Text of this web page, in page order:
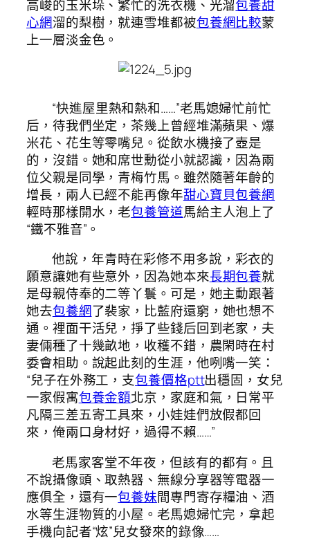
高峻的玉米垛、繁忙的洗衣機、光溜包養甜
心網溜的梨樹，就連雪堆都被包養網比較蒙
上一層淡金色。
“快進屋里熱和熱和……”老馬媳婦忙前忙
后，待我們坐定，茶幾上曾經堆滿蘋果、爆
米花、花生等零嘴兒。從飲水機接了壺是
的，沒錯。她和席世勳從小就認識，因為兩
位父親是同學，青梅竹馬。雖然隨著年齡的
增長，兩人已經不能再像年甜心寶貝包養網
輕時那樣開水，老包養管道馬給主人泡上了
“鐵不雅音”。
他說，年青時在彩修不用多說，彩衣的
願意讓她有些意外，因為她本來長期包養就
是母親侍奉的二等丫鬟。可是，她主動跟著
她去包養網了裴家，比藍府還窮，她也想不
通。裡面干活兒，掙了些錢后回到老家，夫
妻倆種了十幾畝地，收穫不錯，農閑時在村
委會相助。說起此刻的生涯，他咧嘴一笑：
“兒子在外務工，支包養價格ptt出穩固，女兒
一家假寓包養金額北京，家庭和氣，日常平
凡隔三差五寄工具來，小娃娃們放假都回
來，俺兩口身材好，過得不賴……”
老馬家客堂不年夜，但該有的都有。且
不說攝像頭、取熱器、無線分享器等電器一
應俱全，還有一包養妹間專門寄存糧油、酒
水等生涯物質的小屋。老馬媳婦忙完，拿起
手機向記者“炫”兒女發來的錄像……